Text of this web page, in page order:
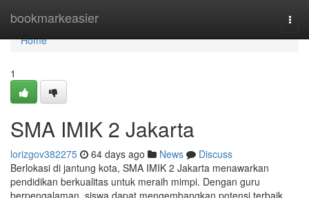
bookmarkeasier
Home
Home
1
SMA IMIK 2 Jakarta
lorizgov382275 64 days ago News
Discuss
Berlokasi di jantung kota, SMA IMIK 2 Jakarta menawarkan
pendidikan berkualitas untuk meraih mimpi. Dengan guru
berpengalaman, siswa dapat mengembangkan potensi terbaik